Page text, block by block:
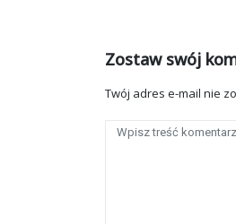
Zostaw swój
Twój adres e-mail nie